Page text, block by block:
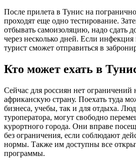
После прилета в Тунис на
проходят еще одно тестирование.
отбывать самоизоляцию, надо сдать
через несколько дней. Если инфекция
турист сможет отправиться в
Кто может ехать в
Сейчас для россиян нет ограничений
африканскую страну. Поехать туда
бизнеса, учебы, так и для отдыха.
туроператора, могут свободно
курортного города. Они вправе
без ограничения, если соблюдают
нормы. Также им доступны все
программы.